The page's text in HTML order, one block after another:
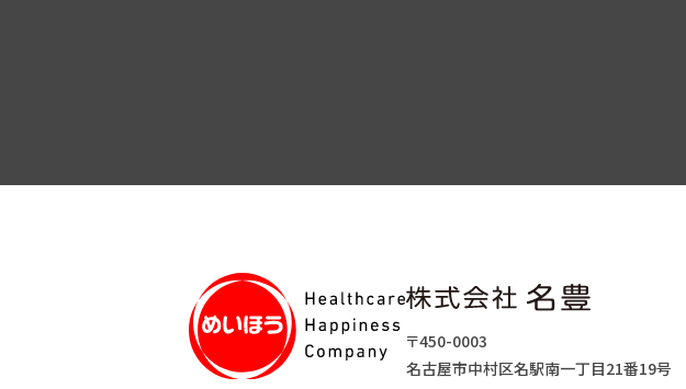
〒450-0003
名古屋市中村区名駅南一丁目21番19号